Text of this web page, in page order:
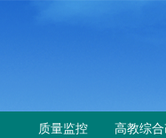
质量监控 高教综